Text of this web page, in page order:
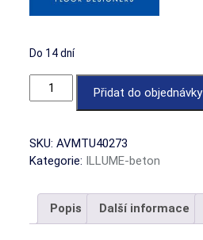
Do 14 dní
Beton oblačný množství
Přidat do objednávky
SKU:AVMTU40273
Kategorie: ILLUME-beton
Popis Další informace